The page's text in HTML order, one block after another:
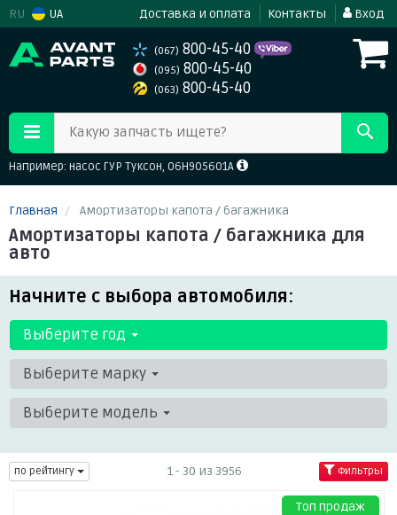
RU UA Доставка и оплата Контакты Вход
(067) 800-45-40
(095) 800-45-40
(063) 800-45-40
Какую запчасть ищете?
Например: насос ГУР Туксон, 06H905601A
Главная Амортизаторы капота / багажника
Амортизаторы капота / багажника для
авто
Начните с выбора автомобиля:
Выберите год
Выберите марку
Выберите модель
по рейтингу 1 - 30 из 3956 Фильтры
Топ продаж